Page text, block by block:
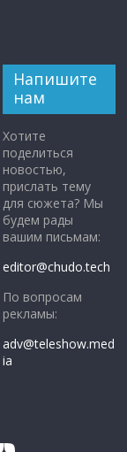
Напишите
нам
Хотите
поделиться
новостью,
прислать тему
для сюжета? Мы
будем рады
вашим письмам:
editor@chudo.tech
По вопросам
рекламы:
adv@teleshow.med
ia